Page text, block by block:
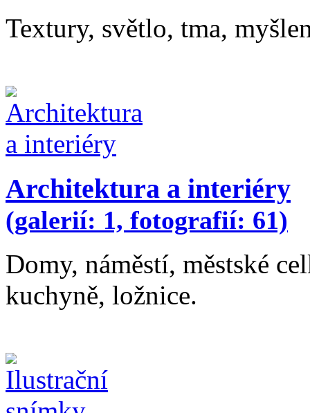
Textury, světlo, tma,
Architektura a interiéry
(galerií: 1, fotografií: 61)
Domy, náměstí, městské
kuchyně, ložnice.